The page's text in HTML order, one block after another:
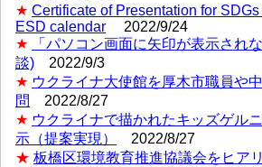
★ Certificate of Presentation for
ESD calendar
2022/9/24
★
「パソコン画面に矢印が表示され
談)
2022/9/3
★ ウクライナ大使館を厚木市職員や
問
2022/8/27
★ ウクライナで描かれたキッズゲル
示（提案実現）
2022/8/27
★ 板橋区環境教育推進協議会をヒア